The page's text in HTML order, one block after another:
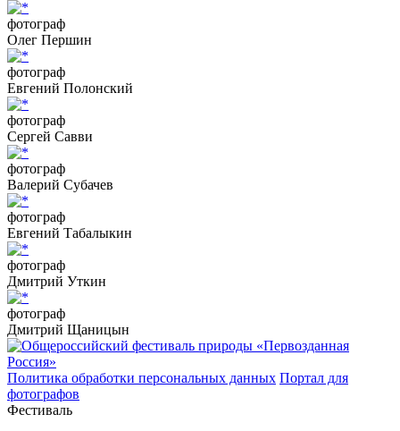
фотограф
Олег Першин
фотограф
Евгений Полонский
фотограф
Сергей Савви
фотограф
Валерий Субачев
фотограф
Евгений Табалыкин
фотограф
Дмитрий Уткин
фотограф
Дмитрий Щаницын
Политика обработки персональных данных Портал для
фотографов
Фестиваль